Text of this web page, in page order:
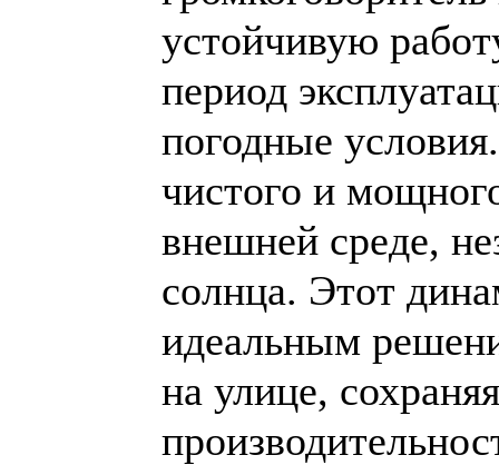
устойчивую
период
погодные
чистого и
внешней среде,
солнца. Этот
идеальным
на улице,